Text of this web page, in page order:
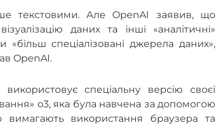
текстовими. Але OpenAI заявив, що
даних та інші «аналітичні»
«більш спеціалізовані джерела даних»,
OpenAI.
спеціальну версію своєї
o3, яка була навчена за допомогою
використання браузера та